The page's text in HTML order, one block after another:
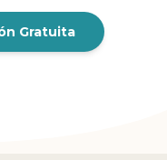
Gratuita